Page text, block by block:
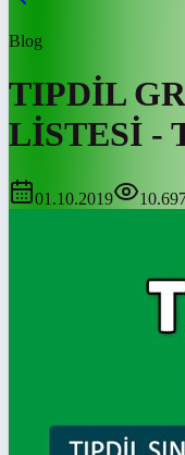
Blog
TIPDİL
LİSTESİ -
01.10.2019